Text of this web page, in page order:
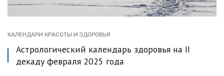
КАЛЕНДАРИ КРАСОТЫ И ЗДОРОВЬЯ
Астрологический календарь здоровья на II
декаду февраля 2025 года